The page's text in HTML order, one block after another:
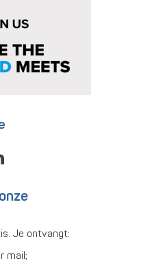
Je ontvangt:
mail;